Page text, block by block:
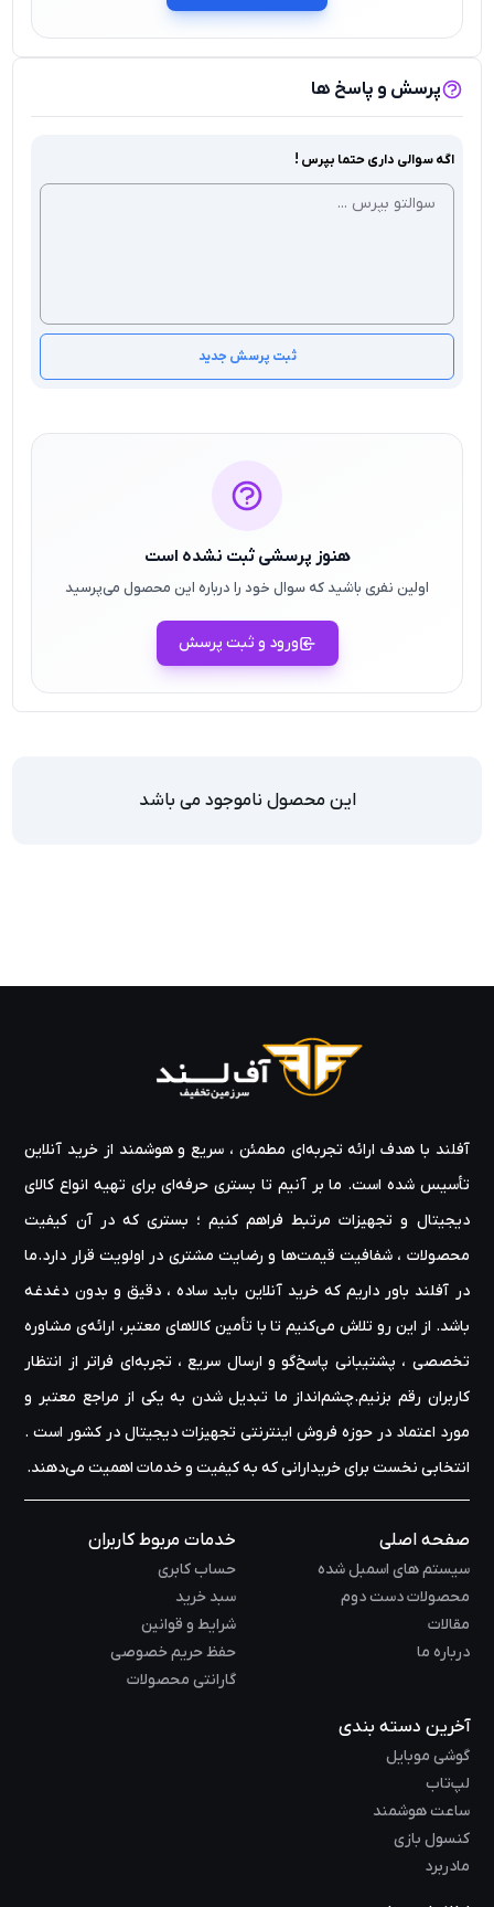
پرسش و پاسخ ها
اگه سوالی داری حتما بپرس !
ثبت پرسش جدید
هنوز پرسشی ثبت نشده است
اولین نفری باشید که سوال خود را درباره این محصول می‌پرسید
ورود و ثبت پرسش
این محصول ناموجود می باشد
آفلند با هدف ارائه‌ تجربه‌ای مطمئن ، سریع و هوشمند از خرید آنلاین
تأسیس شده است. ما بر آنیم تا بستری حرفه‌ای برای تهیه‌ انواع کالای
دیجیتال و تجهیزات مرتبط فراهم کنیم ؛ بستری که در آن کیفیت
محصولات ، شفافیت قیمت‌ها و رضایت مشتری در اولویت قرار دارد.ما
در آفلند باور داریم که خرید آنلاین باید ساده ، دقیق و بدون دغدغه
باشد. از این رو تلاش می‌کنیم تا با تأمین کالاهای معتبر، ارائه‌ی مشاوره‌
تخصصی ، پشتیبانی پاسخ‌گو و ارسال سریع ، تجربه‌ای فراتر از انتظار
کاربران رقم بزنیم.چشم‌انداز ما تبدیل شدن به یکی از مراجع معتبر و
مورد اعتماد در حوزه‌ فروش اینترنتی تجهیزات دیجیتال در کشور است .
انتخابی نخست برای خریدارانی که به کیفیت و خدمات اهمیت می‌دهند.
صفحه اصلی
سیستم های اسمبل شده
محصولات دست دوم
مقالات
درباره ما
خدمات مربوط کاربران
حساب کابری
سبد خرید
شرایط و قوانین
حفظ حریم خصوصی
گارانتی محصولات
آخرین دسته بندی
گوشی موبایل
لپ‌تاب
ساعت هوشمند
کنسول بازی
مادربرد